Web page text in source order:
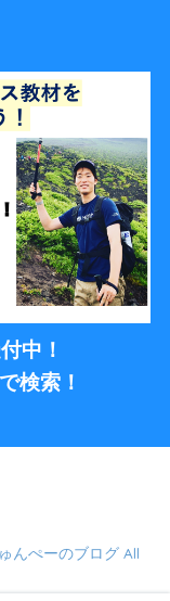
中！
検索！
んぺーのブログ All